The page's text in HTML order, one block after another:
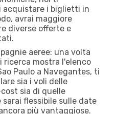
acquistare i biglietti in
avrai maggiore
diverse offerte e
aeree: una volta
ricerca mostra l'elenco
Paulo a Navegantes, ti
sia i voli delle
sia di quelle
flessibile sulle date
più vantaggiose.